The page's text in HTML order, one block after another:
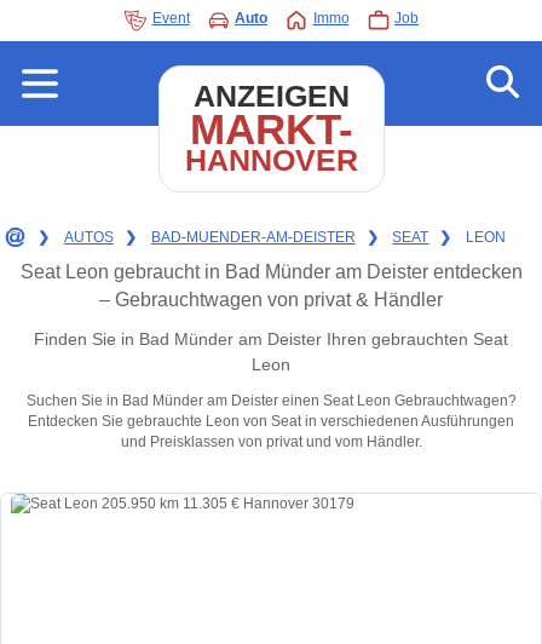
Event Auto Immo Job
ANZEIGEN
MARKT-
HANNOVER
❯ AUTOS ❯ BAD-MUENDER-AM-DEISTER ❯ SEAT ❯ LEON
Seat Leon gebraucht in Bad Münder am Deister entdecken
– Gebrauchtwagen von privat & Händler
Finden Sie in Bad Münder am Deister Ihren gebrauchten Seat
Leon
Suchen Sie in Bad Münder am Deister einen Seat Leon Gebrauchtwagen?
Entdecken Sie gebrauchte Leon von Seat in verschiedenen Ausführungen
und Preisklassen von privat und vom Händler.